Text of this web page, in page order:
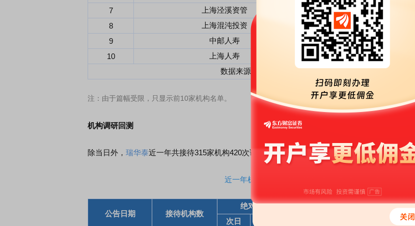
7
上海泾溪资管
投资公司
8
上海混沌投资
投资公司
9
中邮人寿
寿险公司
10
上海人寿
其它
数据来源：Choice数据
注：由于篇幅受限，只显示前10家机构名单。
机构调研回测
除当日外， 瑞华泰近一年共接待315家机构420次调研，历史回测情况如下表所示：
近一年机构调研回测
公告日期 接待机构数
绝对收益率（%）
超额收益率（%）
次日
10日
首席连线｜东方财富证券陈果：A股再平衡的
债券知识通识：从基础认知到特色品种 了解北交所知识 做理性投资者